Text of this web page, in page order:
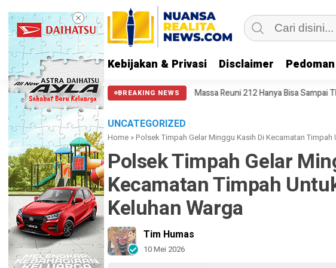
Kebijakan & Privasi Disclaimer
BREAKING NEWS
Aparat Punya Hati Nurani Massa Reuni 212 Hanya Bisa Sampai Thamrin, Putar Balik
UNCATEGORIZED
Home »Polsek Timpah Gelar Minggu Kasih Di Kecamatan
Polsek Timpah Gelar
Kecamatan Timpah
Keluhan Warga
Tim Humas
10 Mei 2026